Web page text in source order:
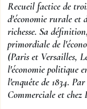
Recueil factice de
d'économie rurale
richesse. Sa
primordiale de
(Paris et Versailles,
l'économie politique
l'enquête de 1834.
Commerciale et chez